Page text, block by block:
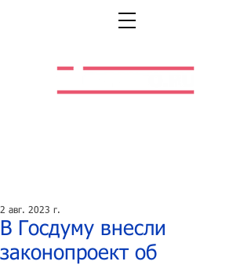
В Госдуму внесли
законопроект об
2 авг. 2023 г.